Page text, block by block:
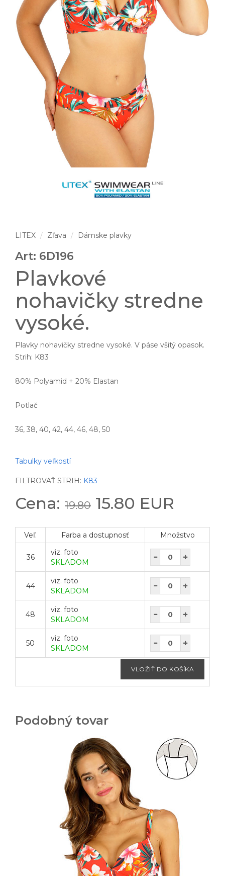
LITEX Zľava Dámske plavky
Art: 6D196
Plavkové
nohavičky stredne
vysoké.
Plavky nohavičky stredne vysoké. V páse všitý opasok.
Strih: K83
80% Polyamid + 20% Elastan
Potlač
36, 38, 40, 42, 44, 46, 48, 50
Tabulky veľkostí
FILTROVAŤ STRIH: K83
Cena: 19.80 15.80 EUR
Veľ. Farba a dostupnosť Množstvo
36
viz. foto
SKLADOM
44
viz. foto
SKLADOM
48
viz. foto
SKLADOM
50
viz. foto
SKLADOM
Podobný tovar